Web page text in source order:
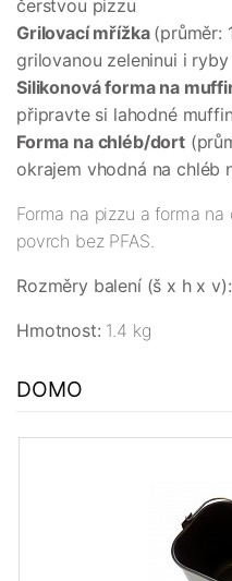
čerstvou pizzu
Grilovací mřížka (průměr:
grilovanou zeleninui i ryby
Silikonová forma na
připravte si lahodné
Forma na chléb/dort
okrajem vhodná na chléb
Forma na pizzu a forma
povrch bez PFAS.
Rozměry balení (š x h x v):
Hmotnost: 1.4 kg
DOMO